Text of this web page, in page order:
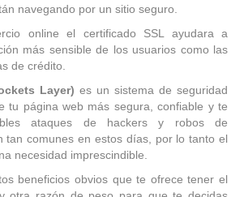
navegando por un sitio seguro.
online el certificado SSL ayudara a
más sensible de los usuarios como las
de crédito.
Layer) es un sistema de seguridad
tu página web más segura, confiable y te
ataques de hackers y robos de
tan comunes en estos días, por lo tanto el
necesidad imprescindible.
beneficios obvios que te ofrece tener el